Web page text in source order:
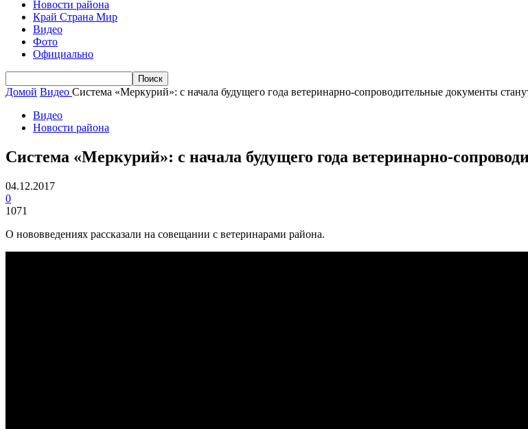
Новости района
Край Страна Мир
Видео
Фото
Официально
Домой Видео Система «Меркурий»: с начала будущего года ветеринарно-сопроводительные документы
Видео
Новости района
Система «Меркурий»: с начала будущего года ветеринарно-
04.12.2017
0
1071
О нововведениях рассказали на совещании с ветеринарами района.